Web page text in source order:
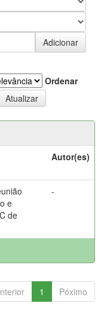
Ordenar
Autor(es)
e
de
-
1 Póximo